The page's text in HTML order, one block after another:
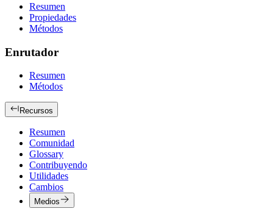
Resumen
Propiedades
Métodos
Enrutador
Resumen
Métodos
Recursos
Resumen
Comunidad
Glossary
Contribuyendo
Utilidades
Cambios
Medios